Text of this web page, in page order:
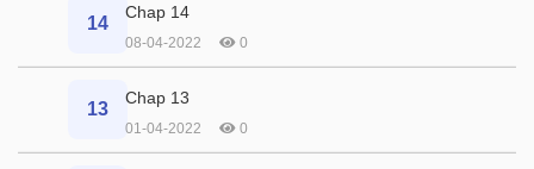
14
Chap 14
08-04-2022 0
13
Chap 13
01-04-2022 0